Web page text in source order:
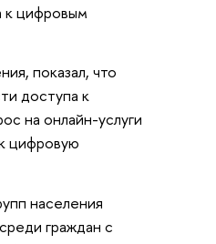
к цифровым
показал, что
доступа к
на онлайн-услуги
цифровую
населения
граждан с